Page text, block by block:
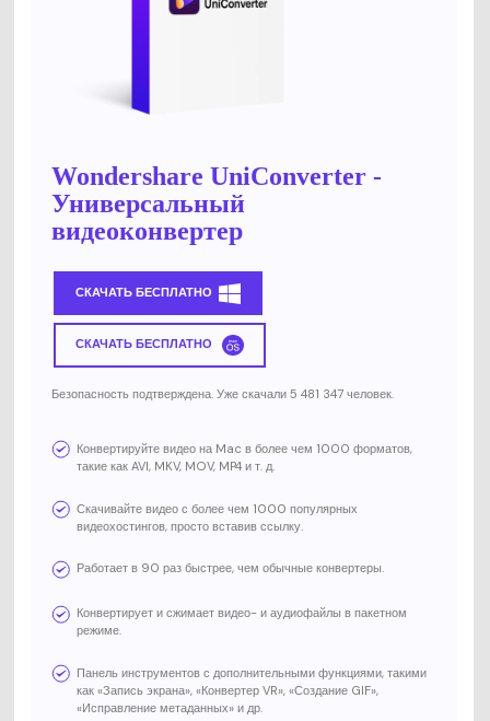
Wondershare UniConverter -
Универсальный
видеоконвертер
СКАЧАТЬ БЕСПЛАТНО
СКАЧАТЬ БЕСПЛАТНО
Безопасность подтверждена. Уже скачали 5 481 347 человек.
Конвертируйте видео на Mac в более чем 1000 форматов,
такие как AVI, MKV, MOV, MP4 и т. д.
Скачивайте видео с более чем 1000 популярных
видеохостингов, просто вставив ссылку.
Работает в 90 раз быстрее, чем обычные конвертеры.
Конвертирует и сжимает видео- и аудиофайлы в пакетном
режиме.
Панель инструментов с дополнительными функциями, такими
как «Запись экрана», «Конвертер VR», «Создание GIF»,
«Исправление метаданных» и др.